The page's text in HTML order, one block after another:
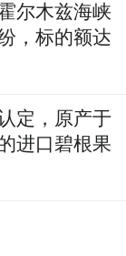
尔木兹海峡
，标的额达
定，原产于
进口碧根果